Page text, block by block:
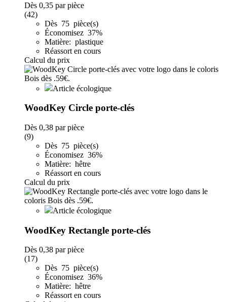
Dès 0,35 par pièce
(42)
Dès 75 pièce(s)
Économisez 37%
Matière: plastique
Réassort en cours
Calcul du prix
Article écologique
WoodKey Circle porte-clés
Dès 0,38 par pièce
(9)
Dès 75 pièce(s)
Économisez 36%
Matière: hêtre
Réassort en cours
Calcul du prix
Article écologique
WoodKey Rectangle porte-clés
Dès 0,38 par pièce
(17)
Dès 75 pièce(s)
Économisez 36%
Matière: hêtre
Réassort en cours